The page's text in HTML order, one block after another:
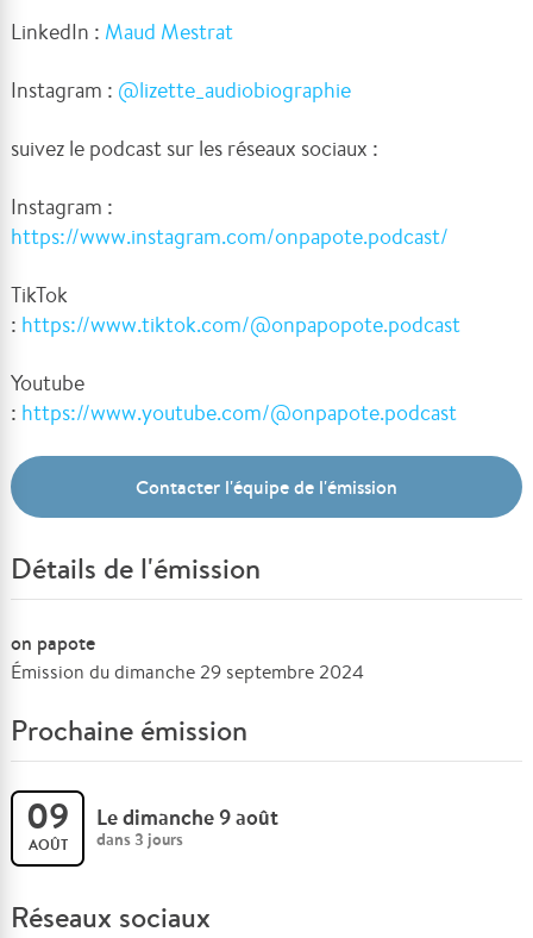
LinkedIn : Maud Mestrat
Instagram : @lizette_audiobiographie
suivez le podcast sur les réseaux sociaux :
Instagram :
https://www.instagram.com/onpapote.podcast/
TikTok
: https://www.tiktok.com/@onpapopote.podcast
Youtube
: https://www.youtube.com/@onpapote.podcast
Contacter l'équipe de l'émission
Détails de l'émission
on papote
Émission du dimanche 29 septembre 2024
Prochaine émission
09
AOÛT
Le dimanche 9 août
dans 3 jours
Réseaux sociaux